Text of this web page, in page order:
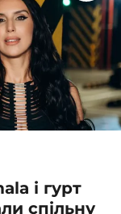
і гурт
спільну